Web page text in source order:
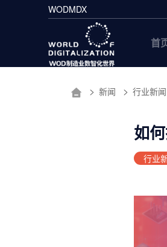
WODMDX
首
新闻 行业新闻
如
行业